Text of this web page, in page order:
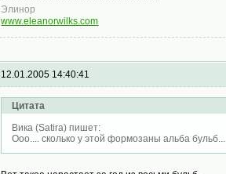
Элинор
www.eleanorwilks.com
12.01.2005 14:40:41
Цитата
Вика (Satira) пишет:
Ооо.... сколько у этой формозаны альба бульб...